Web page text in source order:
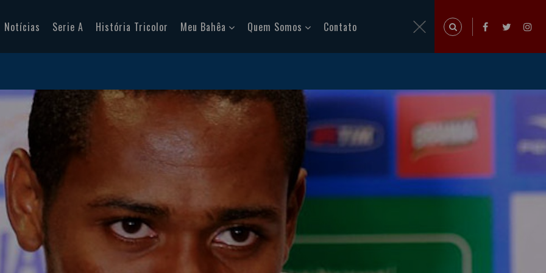
Notícias Serie A História Tricolor Meu Bahêa Quem Somos Contato